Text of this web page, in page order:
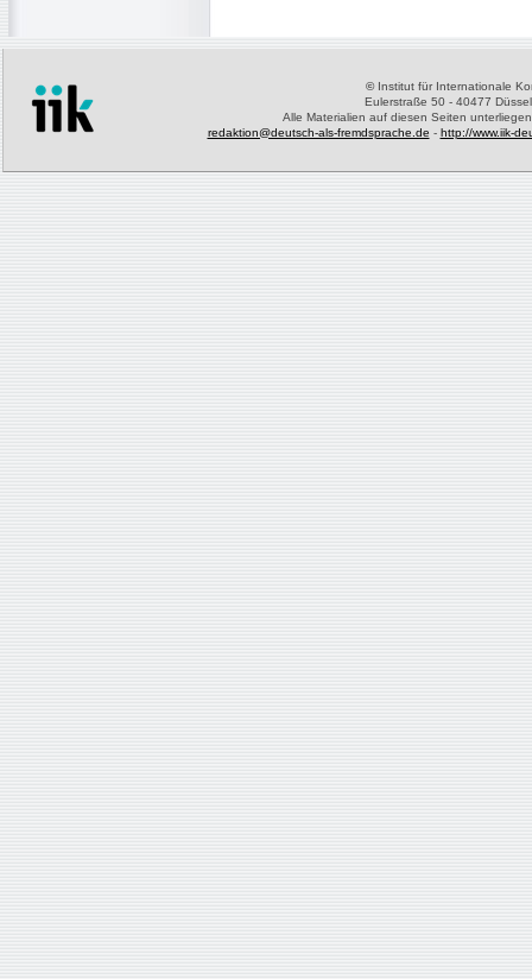
©Institut für Internationale
Eulerstraße 50 - 40477
Alle Materialien auf diesen Seiten
redaktion@deutsch-als-fremdsprache.de - http://www.iik-